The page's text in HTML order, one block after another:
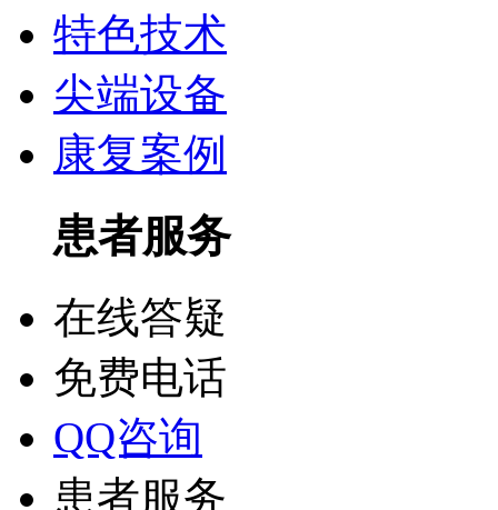
特色技术
尖端设备
康复案例
患者服务
在线答疑
免费电话
QQ咨询
患者服务